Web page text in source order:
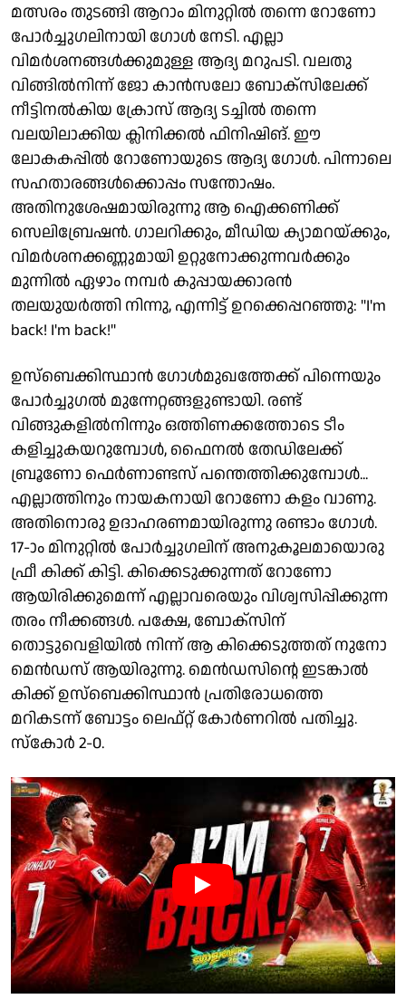
മത്സരം തുടങ്ങി ആറാം മിനുറ്റില്‍ തന്നെ റോണോ
പോര്‍ച്ചുഗലിനായി ഗോള്‍ നേടി. എല്ലാ
വിമര്‍ശനങ്ങള്‍ക്കുമുള്ള ആദ്യ മറുപടി. വലതു
വിങ്ങില്‍നിന്ന് ജോ കാന്‍സലോ ബോക്സിലേക്ക്
നീട്ടിനല്‍കിയ ക്രോസ് ആദ്യ ടച്ചില്‍ തന്നെ
വലയിലാക്കിയ ക്ലിനിക്കല്‍ ഫിനിഷിങ്. ഈ
ലോകകപ്പില്‍ റോണോയുടെ ആദ്യ ഗോള്‍. പിന്നാലെ
സഹതാരങ്ങള്‍ക്കൊപ്പം സന്തോഷം.
അതിനുശേഷമായിരുന്നു ആ ഐക്കണിക്ക്
സെലിബ്രേഷന്‍. ഗാലറിക്കും, മീഡിയ ക്യാമറയ്ക്കും,
വിമര്‍ശനക്കണ്ണുമായി ഉറ്റുനോക്കുന്നവര്‍ക്കും
മുന്നില്‍ ഏഴാം നമ്പര്‍ കുപ്പായക്കാരന്‍
തലയുയര്‍ത്തി നിന്നു, എന്നിട്ട് ഉറക്കെപ്പറഞ്ഞു: "I'm
back! I'm back!"
ഉസ്ബെക്കിസ്ഥാന്‍ ഗോള്‍മുഖത്തേക്ക് പിന്നെയും
പോര്‍ച്ചുഗല്‍ മുന്നേറ്റങ്ങളുണ്ടായി. രണ്ട്
വിങ്ങുകളില്‍നിന്നും ഒത്തിണക്കത്തോടെ ടീം
കളിച്ചുകയറുമ്പോള്‍, ഫൈനല്‍ തേഡിലേക്ക്
ബ്രൂണോ ഫെര്‍ണാണ്ടസ് പന്തെത്തിക്കുമ്പോള്‍...
എല്ലാത്തിനും നായകനായി റോണോ കളം വാണു.
അതിനൊരു ഉദാഹരണമായിരുന്നു രണ്ടാം ഗോള്‍.
17-ാം മിനുറ്റില്‍ പോര്‍ച്ചുഗലിന് അനുകൂലമായൊരു
ഫ്രീ കിക്ക് കിട്ടി. കിക്കെടുക്കുന്നത് റോണോ
ആയിരിക്കുമെന്ന് എല്ലാവരെയും വിശ്വസിപ്പിക്കുന്ന
തരം നീക്കങ്ങള്‍. പക്ഷേ, ബോക്സിന്
തൊട്ടുവെളിയില്‍ നിന്ന് ആ കിക്കെടുത്തത് നുനോ
മെന്‍ഡസ് ആയിരുന്നു. മെന്‍ഡസിന്റെ ഇടങ്കാല്‍
കിക്ക് ഉസ്ബെക്കിസ്ഥാന്‍ പ്രതിരോധത്തെ
മറികടന്ന് ബോട്ടം ലെഫ്റ്റ് കോര്‍ണറില്‍ പതിച്ചു.
സ്കോര്‍ 2-0.